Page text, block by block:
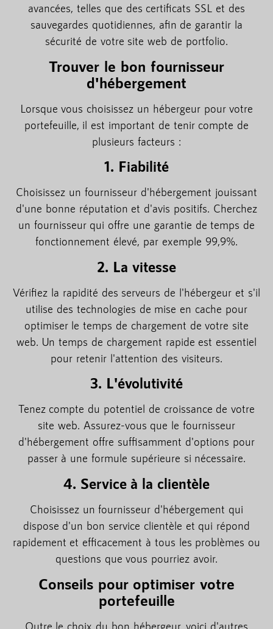
avancées, telles que des certificats SSL et des
sauvegardes quotidiennes, afin de garantir la
sécurité de votre site web de portfolio.
Trouver le bon fournisseur
d'hébergement
Lorsque vous choisissez un hébergeur pour votre
portefeuille, il est important de tenir compte de
plusieurs facteurs :
1. Fiabilité
Choisissez un fournisseur d'hébergement jouissant
d'une bonne réputation et d'avis positifs. Cherchez
un fournisseur qui offre une garantie de temps de
fonctionnement élevé, par exemple 99,9%.
2. La vitesse
Vérifiez la rapidité des serveurs de l'hébergeur et s'il
utilise des technologies de mise en cache pour
optimiser le temps de chargement de votre site
web. Un temps de chargement rapide est essentiel
pour retenir l'attention des visiteurs.
3. L'évolutivité
Tenez compte du potentiel de croissance de votre
site web. Assurez-vous que le fournisseur
d'hébergement offre suffisamment d'options pour
passer à une formule supérieure si nécessaire.
4. Service à la clientèle
Choisissez un fournisseur d'hébergement qui
dispose d'un bon service clientèle et qui répond
rapidement et efficacement à tous les problèmes ou
questions que vous pourriez avoir.
Conseils pour optimiser votre
portefeuille
Outre le choix du bon hébergeur, voici d'autres